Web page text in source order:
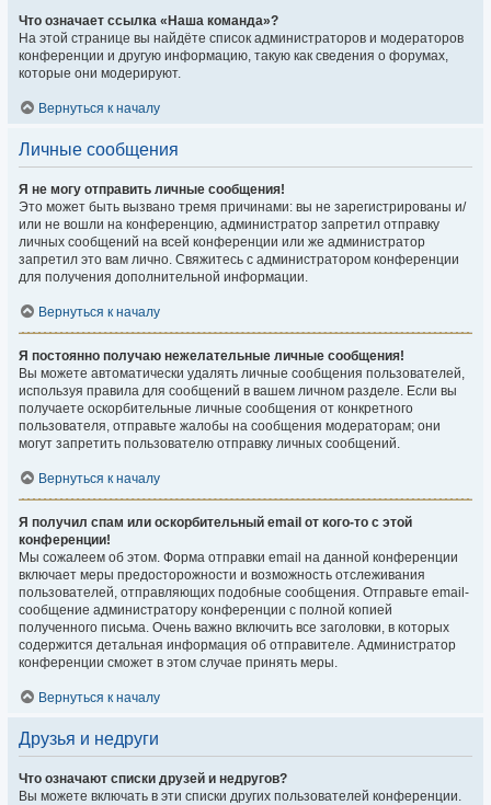
Что означает ссылка «Наша команда»?
На этой странице вы найдёте список администраторов и модераторов
конференции и другую информацию, такую как сведения о форумах,
которые они модерируют.
Вернуться к началу
Личные сообщения
Я не могу отправить личные сообщения!
Это может быть вызвано тремя причинами: вы не зарегистрированы и/
или не вошли на конференцию, администратор запретил отправку
личных сообщений на всей конференции или же администратор
запретил это вам лично. Свяжитесь с администратором конференции
для получения дополнительной информации.
Вернуться к началу
Я постоянно получаю нежелательные личные сообщения!
Вы можете автоматически удалять личные сообщения пользователей,
используя правила для сообщений в вашем личном разделе. Если вы
получаете оскорбительные личные сообщения от конкретного
пользователя, отправьте жалобы на сообщения модераторам; они
могут запретить пользователю отправку личных сообщений.
Вернуться к началу
Я получил спам или оскорбительный email от кого-то с этой
конференции!
Мы сожалеем об этом. Форма отправки email на данной конференции
включает меры предосторожности и возможность отслеживания
пользователей, отправляющих подобные сообщения. Отправьте email-
сообщение администратору конференции с полной копией
полученного письма. Очень важно включить все заголовки, в которых
содержится детальная информация об отправителе. Администратор
конференции сможет в этом случае принять меры.
Вернуться к началу
Друзья и недруги
Что означают списки друзей и недругов?
Вы можете включать в эти списки других пользователей конференции.